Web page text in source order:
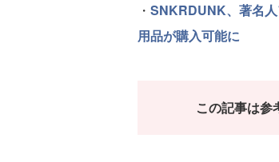
・ SNKRDUNK、著名
用品が購入可能に
この記事は参